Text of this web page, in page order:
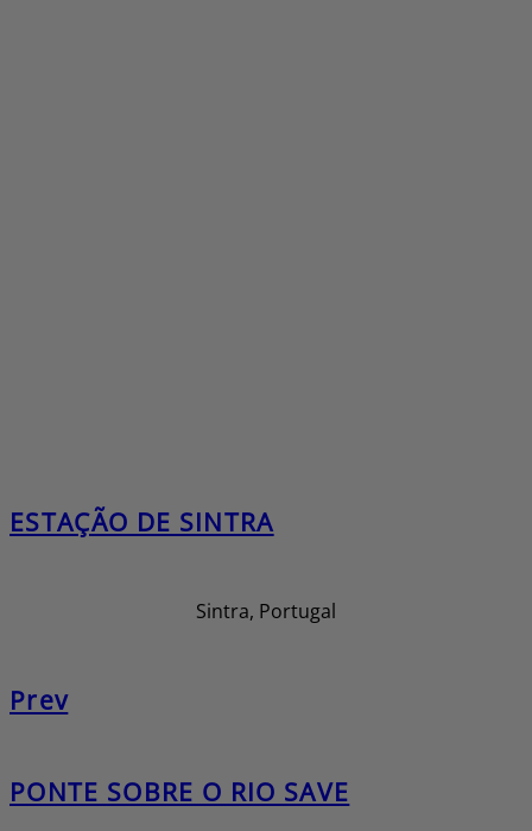
ESTAÇÃO DE SINTRA
Sintra, Portugal
Prev
PONTE SOBRE O RIO SAVE